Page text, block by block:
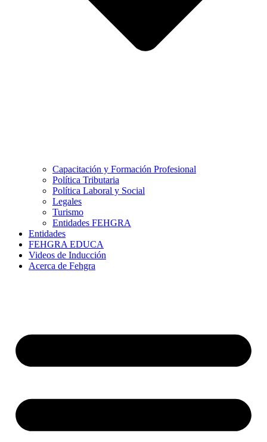
Capacitación y Formación Profesional
Política Tributaria
Política Laboral y Social
Legales
Turismo
Entidades FEHGRA
Entidades
FEHGRA EDUCA
Videos de Inducción
Acerca de Fehgra